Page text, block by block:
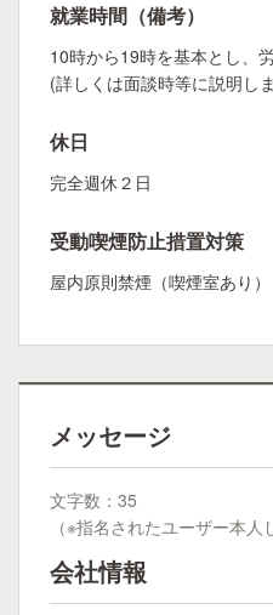
就業時間（備考）
10時から19時を基本とし、
(詳しくは面談時等に説明し
休日
完全週休２日
受動喫煙防止措置対策
屋内原則禁煙（喫煙室あり）
メッセージ
文字数：35
（※指名されたユーザー本人
会社情報